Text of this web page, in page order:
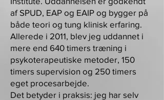
af SPUD, EAP og EAIP og bygger på
både teori og tung klinisk erfaring.
Allerede i 2011, blev jeg uddannet i
mere end 640 timers træning i
psykoterapeutiske metoder, 150
timers supervision og 250 timers
eget procesarbejde.
Det betyder i praksis: jeg har selv